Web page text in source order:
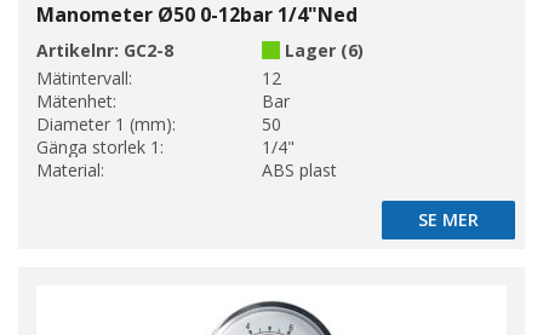
Manometer Ø50 0-12bar 1/4"Ned
Artikelnr: GC2-8
Lager (6)
Mätintervall:
12
Mätenhet:
Bar
Diameter 1 (mm):
50
Gänga storlek 1:
1/4"
Material:
ABS plast
SE MER
SE MER